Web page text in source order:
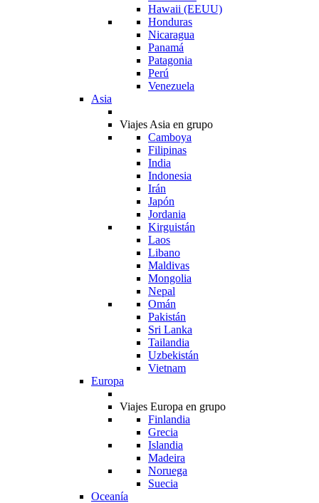
Hawaii (EEUU)
Honduras
Nicaragua
Panamá
Patagonia
Perú
Venezuela
Asia
Viajes Asia en grupo
Camboya
Filipinas
India
Indonesia
Irán
Japón
Jordania
Kirguistán
Laos
Libano
Maldivas
Mongolia
Nepal
Omán
Pakistán
Sri Lanka
Tailandia
Uzbekistán
Vietnam
Europa
Viajes Europa en grupo
Finlandia
Grecia
Islandia
Madeira
Noruega
Suecia
Oceanía